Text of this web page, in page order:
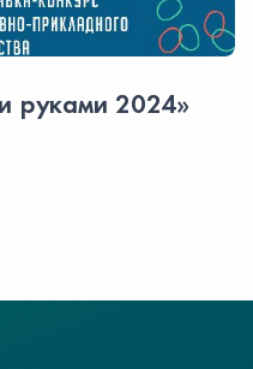
руками 2024»